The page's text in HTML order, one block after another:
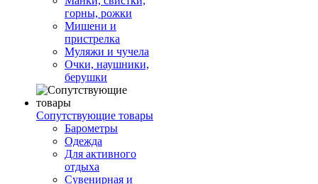
горны, рожки
Мишени и
пристрелка
Муляжи и чучела
Очки, наушники,
берушки
Сопутствующие товары
Барометры
Одежда
Для активного
отдыха
Сувенирная и